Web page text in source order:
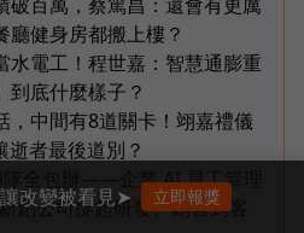
健身房都搬上樓？
水電工！程世嘉：智慧通膨重
到底什麼樣子？
，中間有8道關卡！翊嘉禮儀
者最後道別？
隊全包辦——企業 AI 員工管理
創公司撐起研發、銷售到客
改變被看見➤ 立即報獎